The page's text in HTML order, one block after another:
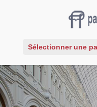
Sélectionner une